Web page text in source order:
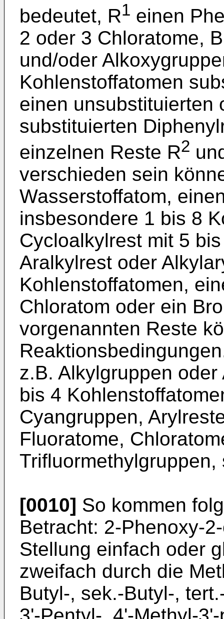
bedeutet, R1 einen
2 oder 3 Chloratome,
und/oder
Kohlenstoffatomen
einen unsubstituierten
substituierten
einzelnen Reste R2
verschieden sein
Wasserstoffatom,
insbesondere 1 bis 8
Cycloalkylrest mit 5
Aralkylrest oder
Kohlenstoffatomen,
Chloratom oder ein
vorgenannten Reste
z.B. Alkylgruppen
bis 4
Cyangruppen,
Fluoratome,
[0010] So kommen
Betracht: 2-Phenoxy-
Stellung einfach oder
zweifach durch die
Butyl-, sek.-Butyl-,